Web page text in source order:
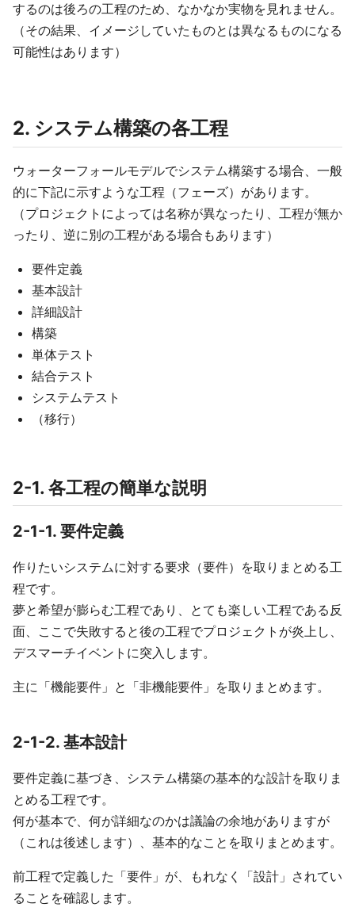
するのは後ろの工程のため、なかなか実物を見れません。
（その結果、イメージしていたものとは異なるものになる
可能性はあります）
2. システム構築の各工程
ウォーターフォールモデルでシステム構築する場合、一般
的に下記に示すような工程（フェーズ）があります。
（プロジェクトによっては名称が異なったり、工程が無か
ったり、逆に別の工程がある場合もあります）
要件定義
基本設計
詳細設計
構築
単体テスト
結合テスト
システムテスト
（移行）
2-1. 各工程の簡単な説明
2-1-1. 要件定義
作りたいシステムに対する要求（要件）を取りまとめる工
程です。
夢と希望が膨らむ工程であり、とても楽しい工程である反
面、ここで失敗すると後の工程でプロジェクトが炎上し、
デスマーチイベントに突入します。
主に「機能要件」と「非機能要件」を取りまとめます。
2-1-2. 基本設計
要件定義に基づき、システム構築の基本的な設計を取りま
とめる工程です。
何が基本で、何が詳細なのかは議論の余地がありますが
（これは後述します）、基本的なことを取りまとめます。
前工程で定義した「要件」が、もれなく「設計」されてい
ることを確認します。